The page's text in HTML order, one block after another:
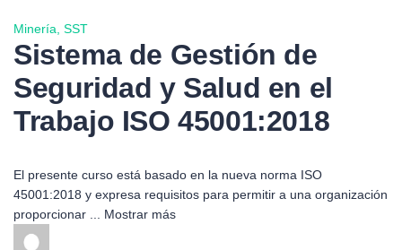
Minería, SST
Sistema de Gestión de
Seguridad y Salud en el
Trabajo ISO 45001:2018
El presente curso está basado en la nueva norma ISO
45001:2018 y expresa requisitos para permitir a una organización
proporcionar
Mostrar más